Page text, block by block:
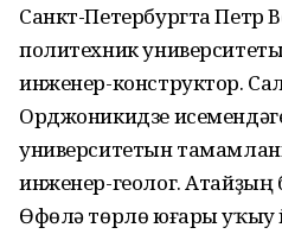
Санкт-Петербургта Петр
политехник
инженер-конструктор.
Орджоникидзе
университетын
инженер-геолог. Атайҙың
Өфөлә төрлө юғары